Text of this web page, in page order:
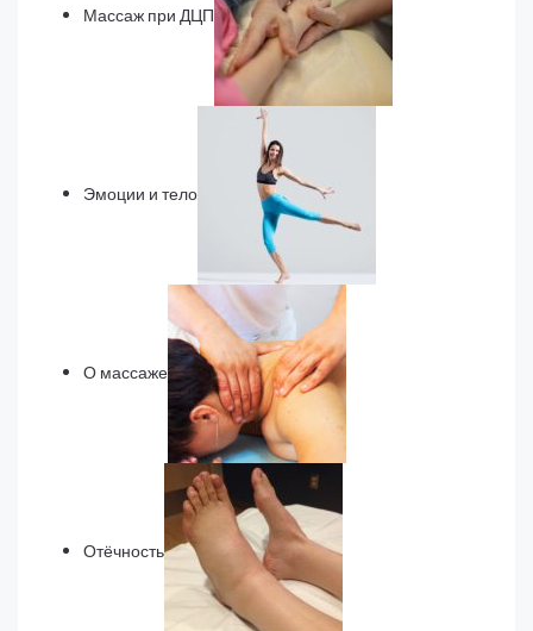
Массаж при ДЦП
Эмоции и тело
О массаже
Отёчность